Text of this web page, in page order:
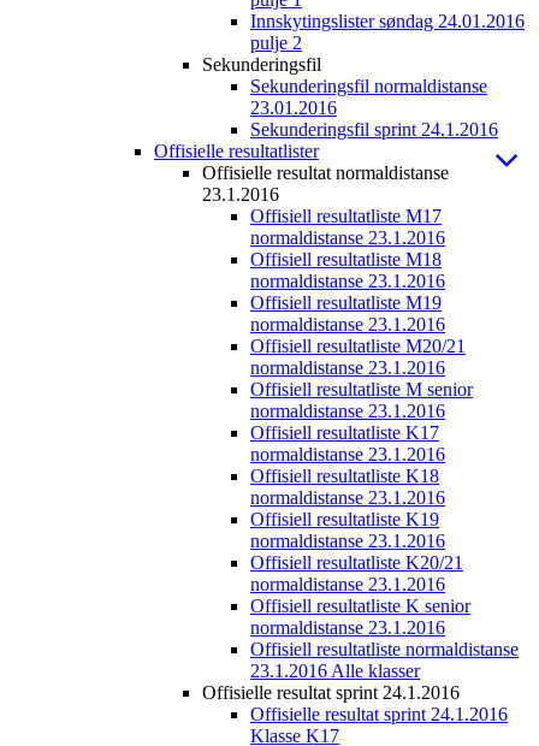
Innskytingslister søndag 24.01.2016
pulje 2
Sekunderingsfil
Sekunderingsfil normaldistanse
23.01.2016
Sekunderingsfil sprint 24.1.2016
Offisielle resultatlister
Offisielle resultat normaldistanse
23.1.2016
Offisiell resultatliste M17
normaldistanse 23.1.2016
Offisiell resultatliste M18
normaldistanse 23.1.2016
Offisiell resultatliste M19
normaldistanse 23.1.2016
Offisiell resultatliste M20/21
normaldistanse 23.1.2016
Offisiell resultatliste M senior
normaldistanse 23.1.2016
Offisiell resultatliste K17
normaldistanse 23.1.2016
Offisiell resultatliste K18
normaldistanse 23.1.2016
Offisiell resultatliste K19
normaldistanse 23.1.2016
Offisiell resultatliste K20/21
normaldistanse 23.1.2016
Offisiell resultatliste K senior
normaldistanse 23.1.2016
Offisiell resultatliste normaldistanse
23.1.2016 Alle klasser
Offisielle resultat sprint 24.1.2016
Offisielle resultat sprint 24.1.2016
Klasse K17